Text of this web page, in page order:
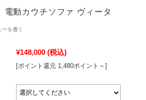
電動カウチソファ ヴィータ
ーを書く
¥148,000 (税込)
[ポイント還元 1,480ポイント～]